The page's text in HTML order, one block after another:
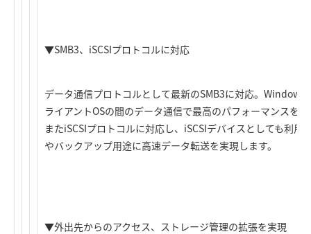
▼SMB3、iSCSIプロトコルに対応
データ通信プロトコルとして最新のSMB3に対応。
ライアントOSの間のデータ通信で最高のパフォーマンスを
またiSCSIプロトコルに対応し、iSCSIデバイスとしても利
やバックアップ用途に高速データ転送を実現します。
▼外出先からのアクセス、ストレージ管理の拡張を実現